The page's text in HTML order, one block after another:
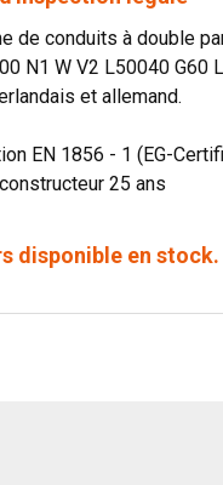
de conduits à double
N1 W V2 L50040
et allemand.
EN 1856 - 1 (EG-
25 ans
disponible en stock.